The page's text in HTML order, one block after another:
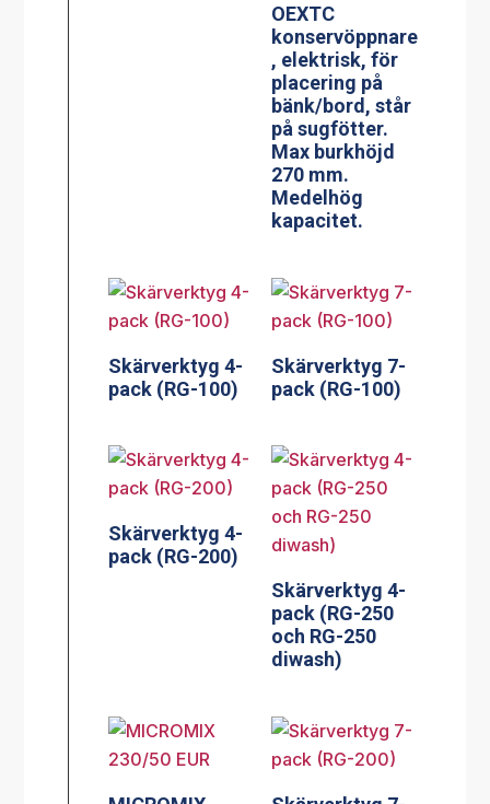
OEXTC
konservöppnare
, elektrisk, för
placering på
bänk/bord, står
på sugfötter.
Max burkhöjd
270 mm.
Medelhög
kapacitet.
Skärverktyg 4-
pack (RG-100)
Skärverktyg 7-
pack (RG-100)
Skärverktyg 4-
pack (RG-200)
Skärverktyg 4-
pack (RG-250
och RG-250
diwash)